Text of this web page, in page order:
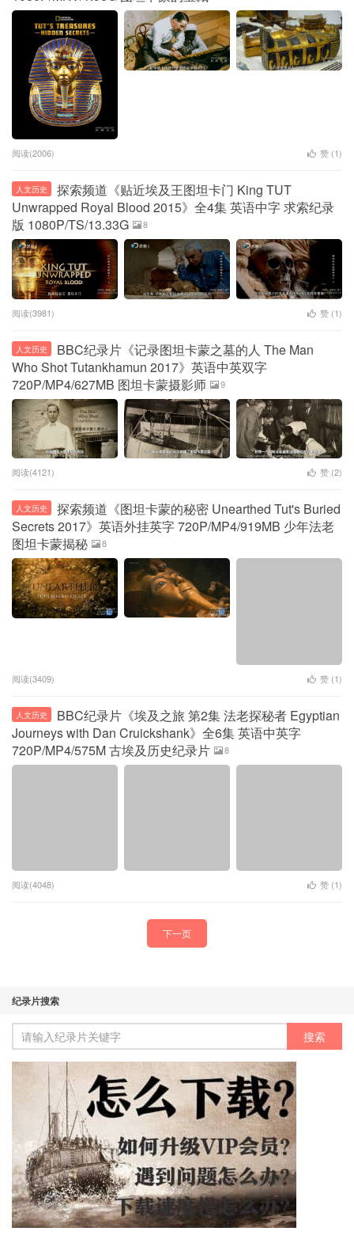
阅读(2006) 赞 (1)
人文历史
探索频道《贴近埃及王图坦卡门 King TUT
Unwrapped Royal Blood 2015》全4集 英语中字 求索纪录
版 1080P/TS/13.33G
8
阅读(3981) 赞 (1)
人文历史
BBC纪录片《记录图坦卡蒙之墓的人 The Man
Who Shot Tutankhamun 2017》英语中英双字
720P/MP4/627MB 图坦卡蒙摄影师
9
阅读(4121) 赞 (2)
人文历史
探索频道《图坦卡蒙的秘密 Unearthed Tut's Buried
Secrets 2017》英语外挂英字 720P/MP4/919MB 少年法老
图坦卡蒙揭秘
8
阅读(3409) 赞 (1)
人文历史
BBC纪录片《埃及之旅 第2集 法老探秘者 Egyptian
Journeys with Dan Cruickshank》全6集 英语中英字
720P/MP4/575M 古埃及历史纪录片
8
阅读(4048) 赞 (1)
下一页
纪录片搜索